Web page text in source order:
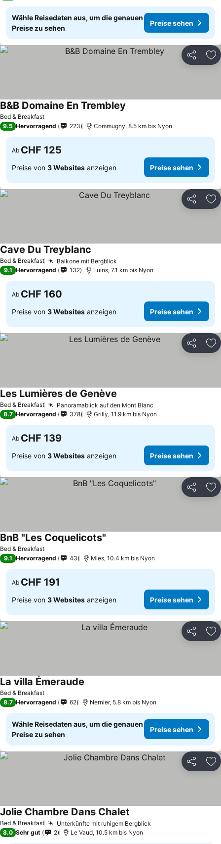
Wähle Reisedaten aus, um die genauen
Preise zu sehen
Preise sehen
Teilen
Bed & Breakfast
B&B Domaine En Trembley
9.5 Hervorragend 223 Commugny, 8.5 km bis Nyon
Ab CHF 125
Preise von 3 Websites anzeigen Preise sehen
Teilen
Bed & Breakfast Balkone mit Bergblick
Cave Du Treyblanc
9.1 Hervorragend 132 Luins, 7.1 km bis Nyon
Ab CHF 160
Preise von 3 Websites anzeigen Preise sehen
Teilen
Bed & Breakfast Panoramablick auf den Mont Blanc
Les Lumières de Genève
8.7 Hervorragend 378 Grilly, 11.9 km bis Nyon
Ab CHF 139
Preise von 3 Websites anzeigen Preise sehen
Teilen
Bed & Breakfast
BnB "Les Coquelicots"
9.1 Hervorragend 43 Mies, 10.4 km bis Nyon
Ab CHF 191
Preise von 3 Websites anzeigen Preise sehen
Teilen
Bed & Breakfast
La villa Émeraude
8.7 Hervorragend 62 Nernier, 5.8 km bis Nyon
Wähle Reisedaten aus, um die genauen
Preise zu sehen
Preise sehen
Teilen
Bed & Breakfast Unterkünfte mit ruhigem Bergblick
Jolie Chambre Dans Chalet
8.0 Sehr gut 2 Le Vaud, 10.5 km bis Nyon